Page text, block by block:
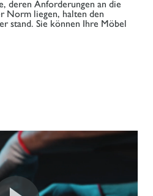
deren Anforderungen an die
Norm liegen, halten den
stand. Sie können Ihre Möbel